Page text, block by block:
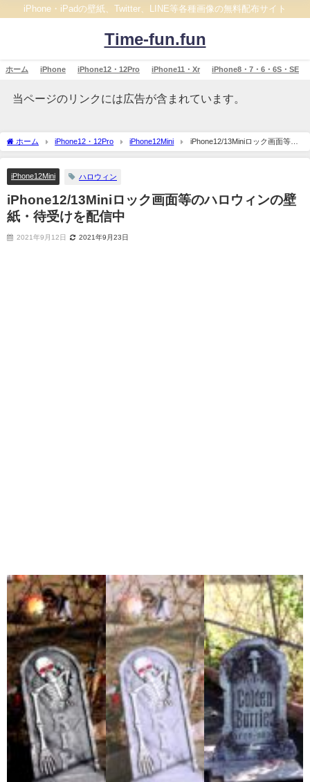
iPhone・iPadの壁紙、Twitter、LINE等各種画像の無料配布サイト
Time-fun.fun
ホーム iPhone iPhone12・12Pro iPhone11・Xr iPhone8・7・6・6S・SE
当ページのリンクには広告が含まれています。
ホーム iPhone12・12Pro iPhone12Mini
iPhone12/13Miniロック画面等の
ハロウィンの壁紙・待受けを配信中
iPhone12Mini ハロウィン
iPhone12/13Miniロック画面等のハロウィンの壁
紙・待受けを配信中
2021年9月12日 2021年9月23日